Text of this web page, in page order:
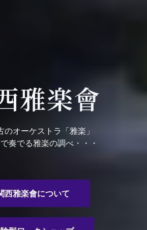
雅楽會
のオーケストラ「雅楽」
奏でる雅楽の調べ・・・
西雅楽會について